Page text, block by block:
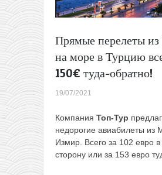
за
140€
обратно!
багажом)
Прямые перелеты
на море в Турцию
150€ туда-обратно!
19/07/2021
Компания Топ-Тур
недорогие авиабилеты из
Измир. Всего за 102 евро
сторону или за 153 евро